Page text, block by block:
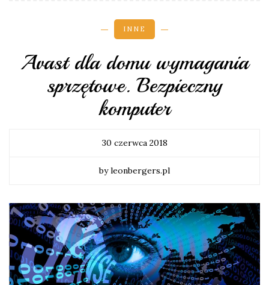
INNE
Avast dla domu wymagania
sprzętowe. Bezpieczny
komputer
30 czerwca 2018
by leonbergers.pl